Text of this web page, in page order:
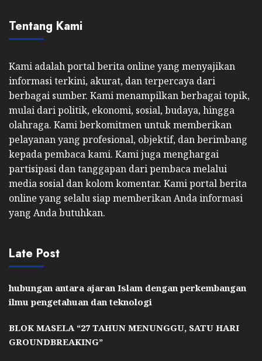
Tentang Kami
Kami adalah portal berita online yang menyajikan
informasi terkini, akurat, dan terpercaya dari
berbagai sumber. Kami menampilkan berbagai topik,
mulai dari politik, ekonomi, sosial, budaya, hingga
olahraga. Kami berkomitmen untuk memberikan
pelayanan yang profesional, objektif, dan berimbang
kepada pembaca kami. Kami juga menghargai
partisipasi dan tanggapan dari pembaca melalui
media sosial dan kolom komentar. Kami portal berita
online yang selalu siap memberikan Anda informasi
yang Anda butuhkan.
Late Post
hubungan antara ajaran Islam dengan perkembangan
ilmu pengetahuan dan teknologi
BLOK MASELA “27 TAHUN MENUNGGU, SATU HARI
GROUNDBREAKING”